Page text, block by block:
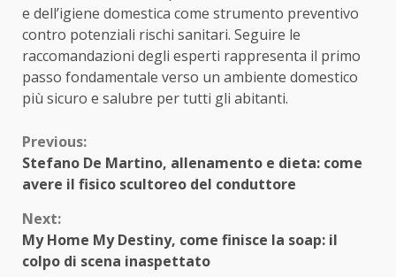
e dell’igiene domestica come strumento preventivo
contro potenziali rischi sanitari. Seguire le
raccomandazioni degli esperti rappresenta il primo
passo fondamentale verso un ambiente domestico
più sicuro e salubre per tutti gli abitanti.
Continue
Reading
Previous:
Stefano De Martino, allenamento e dieta: come
avere il fisico scultoreo del conduttore
Next:
My Home My Destiny, come finisce la soap: il
colpo di scena inaspettato